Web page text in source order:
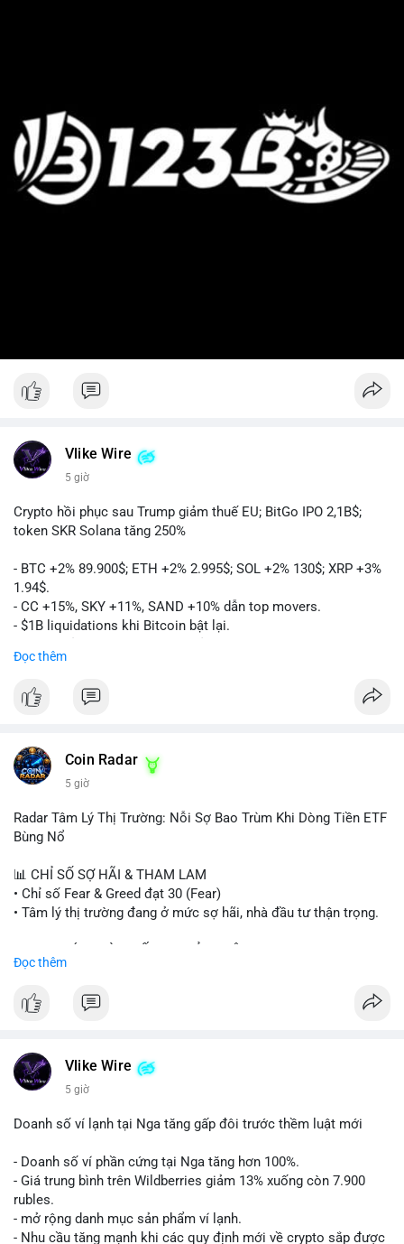
Vlike Wire
5 giờ
Crypto hồi phục sau Trump giảm thuế EU; BitGo IPO 2,1B$;
token SKR Solana tăng 250%
- BTC +2% 89.900$; ETH +2% 2.995$; SOL +2% 130$; XRP +3%
1.94$.
- CC +15%, SKY +11%, SAND +10% dẫn top movers.
- $1B liquidations khi Bitcoin bật lại.
- Vitalik đề xuất DVT staking cho Ethereum.
- Senate Ag Committee tiến hành Clarity Act.
- Tòa án Nga công nhận crypto là tài sản.
- Trump hy vọng ký bill cấu trúc thị trường crypto.
- Steak ’n Shake thưởng BTC cho nhân viên.
#binancesquare
$btc $eth $sol $xrp $cc $sky $sand $skr
📰 Nguồn: Decrypt
Đọc thêm
Coin Radar
5 giờ
Radar Tâm Lý Thị Trường: Nỗi Sợ Bao Trùm Khi Dòng Tiền ETF
Bùng Nổ
📊 CHỈ SỐ SỢ HÃI & THAM LAM
• Chỉ số Fear & Greed đạt 30 (Fear)
• Tâm lý thị trường đang ở mức sợ hãi, nhà đầu tư thận trọng.
• CoinGecko Trending: PENGU, TUT, ACE, CASHCAT, ANSEM,
• LunarCrush Trending: Ethereum, Solana, Dogecoin, Polkadot,
Tinh hà say hi
• Binance Square: Cộng đồng đang tranh luận về lệnh
xấu từ SpaceX/Musk.
• Tin tức quốc tế: US spot Bitcoin ETFs ghi nhận dòng tiền 1 tỷ
USD; Nansen founder dự báo Bitcoin không dưới 60K; Chi tiêu
thẻ Crypto đạt ATH 759 triệu USD.
• Thông báo Binance: Hỗ trợ cổ tức Apple/IBM qua bStocks;
Đọc thêm
Vlike Wire
5 giờ
Doanh số ví lạnh tại Nga tăng gấp đôi trước thềm luật mới
- Doanh số ví phần cứng tại Nga tăng hơn 100%.
- Giá trung bình trên Wildberries giảm 13% xuống còn 7.900
rubles.
- mở rộng danh mục sản phẩm ví lạnh.
- Nhu cầu tăng mạnh khi các quy định mới về crypto sắp được